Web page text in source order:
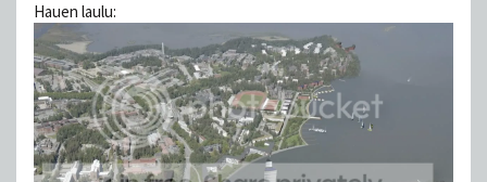
Hauen laulu: